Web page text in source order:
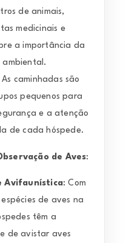
de animais,
medicinais e
a importância da
ambiental.
As caminhadas são
pequenos para
e a atenção
de cada hóspede.
de Aves:
Avifaunística: Com
de aves na
têm a
de avistar aves